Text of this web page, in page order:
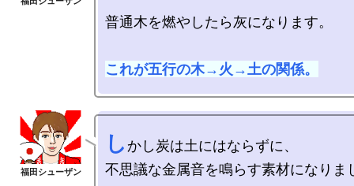
普通木を燃やしたら灰になります。
これが五行の木→火→土の関係。
しかし炭は土にはならずに、
不思議な金属音を鳴らす素材になりま